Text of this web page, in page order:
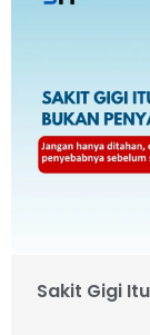
Sakit Gigi